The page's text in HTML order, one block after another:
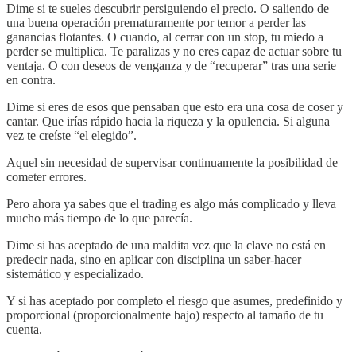
Dime si te sueles descubrir persiguiendo el precio. O saliendo de
una buena operación prematuramente por temor a perder las
ganancias flotantes. O cuando, al cerrar con un stop, tu miedo a
perder se multiplica. Te paralizas y no eres capaz de actuar sobre tu
ventaja. O con deseos de venganza y de “recuperar” tras una serie
en contra.
Dime si eres de esos que pensaban que esto era una cosa de coser y
cantar. Que irías rápido hacia la riqueza y la opulencia. Si alguna
vez te creíste “el elegido”.
Aquel sin necesidad de supervisar continuamente la posibilidad de
cometer errores.
Pero ahora ya sabes que el trading es algo más complicado y lleva
mucho más tiempo de lo que parecía.
Dime si has aceptado de una maldita vez que la clave no está en
predecir nada, sino en aplicar con disciplina un saber-hacer
sistemático y especializado.
Y si has aceptado por completo el riesgo que asumes, predefinido y
proporcional (proporcionalmente bajo) respecto al tamaño de tu
cuenta.